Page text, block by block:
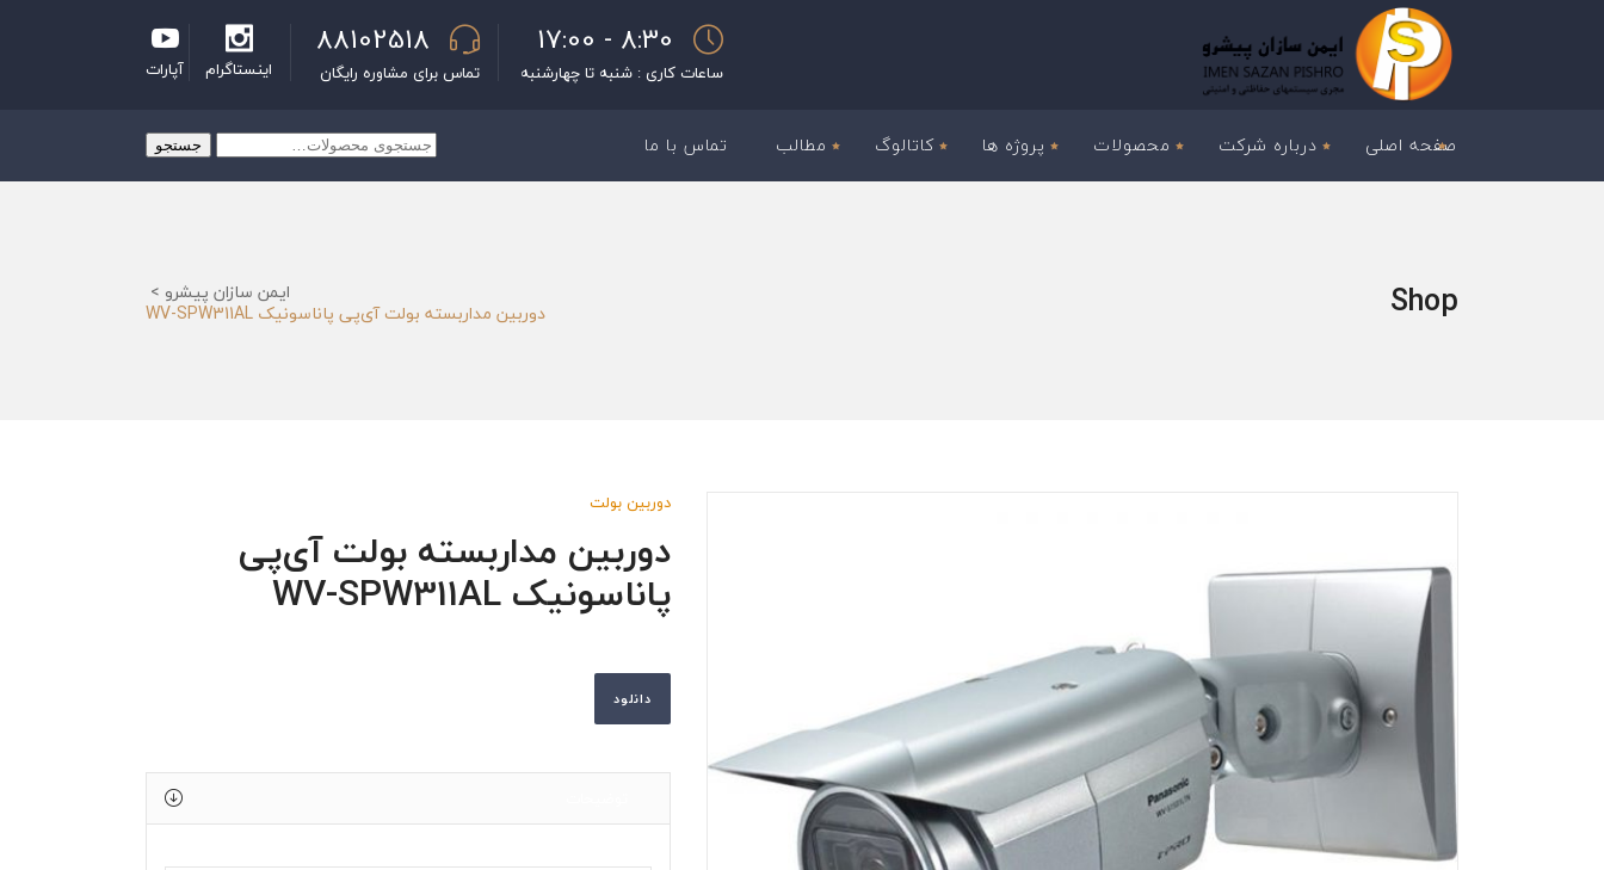
8:30 - 17:00
ساعات کاری : شنبه تا چهارشنبه
88102518
تماس برای مشاوره رایگان اینستاگرام آپارات
صفحه اصلی درباره شرکت محصولات پروژه ها کاتالوگ مطالب تماس با ما
جستجو
برای:
جستجو
Shop ایمن سازان پیشرو >
دوربین مداربسته بولت آی‌پی پاناسونیک WV-SPW311AL
دوربین بولت
دوربین مداربسته بولت آی‌پی
پاناسونیک WV-SPW311AL
دانلود